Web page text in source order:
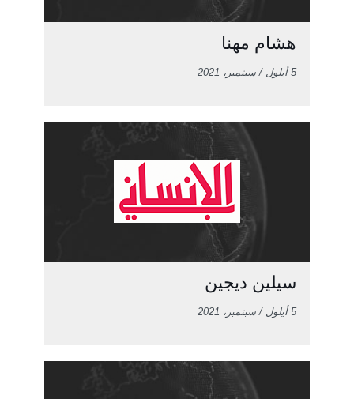
هشام مهنا
5 أيلول / سبتمبر، 2021
سيلين ديجين
5 أيلول / سبتمبر، 2021